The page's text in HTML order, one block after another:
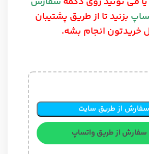
بزنید تا از طریق پشتیبان
خریدتون انجام بشه.
سفارش از طریق سایت
سفارش از طریق واتساپ